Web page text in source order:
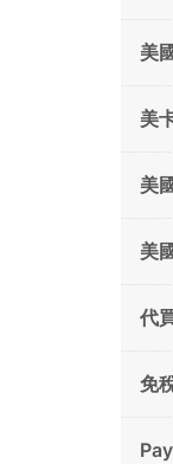
美
美
美
美
代
免